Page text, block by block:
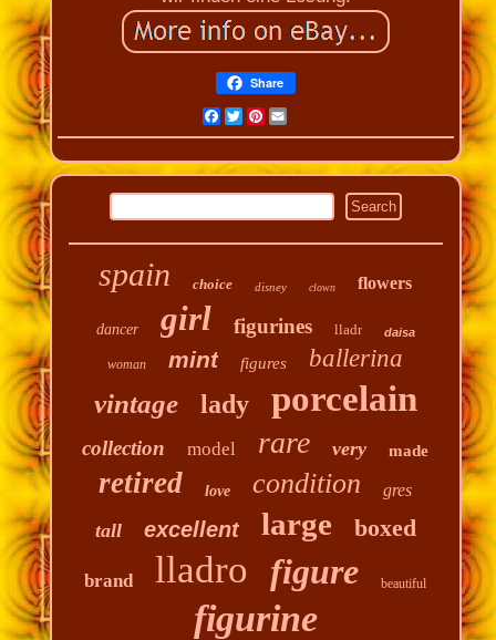
Share
Facebook
Twitter
Pinterest
Email
spain choice disney clown flowers
dancer girl figurines lladr daisa
woman mint figures ballerina
vintage lady porcelain
collection model rare very made
retired love condition gres
tall excellent large boxed
brand lladro figure beautiful
figurine